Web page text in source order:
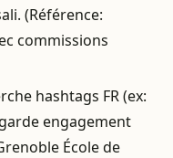
(Référence:
commissions
hashtags FR (ex:
engagement
École de